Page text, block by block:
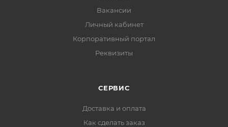
Вакансии
Личный кабинет
Корпоративный портал
Реквизиты
СЕРВИС
Доставка и оплата
Как сделать заказ